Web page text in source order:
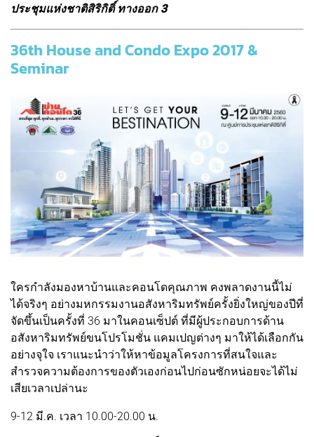
ประชุมแห่งชาติสิริกิติ์ ทางออก 3
36th House and Condo Expo 2017 &
Seminar
ใครกำลังมองหาบ้านและคอนโดคุณภาพ คงพลาดงานนี้ไม่
ได้จริงๆ อย่างมหกรรมงานอสังหาริมทรัพย์ครั้งยิ่งใหญ่ของปีที่
จัดขึ้นเป็นครั้งที่ 36 มาในคอนเซ็ปต์ ที่มีผู้ประกอบการด้าน
อสังหาริมทรัพย์ขนโปรโมชั่น แคมเปญต่างๆ มาให้ได้เลือกกัน
อย่างจุใจ เราแนะนำว่าให้หาข้อมูลโครงการที่สนใจและ
สำรวจความต้องการของตัวเองก่อนไปก่อนซักหน่อยจะได้ไม่
เสียเวลาเปล่านะ
9-12 มี.ค. เวลา 10.00-20.00 น.